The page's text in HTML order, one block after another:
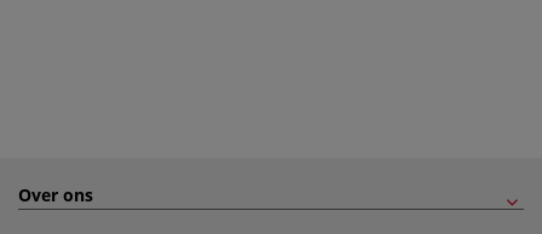
Over ons